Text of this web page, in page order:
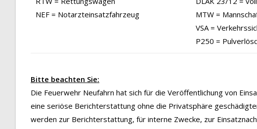
NEF = Notarzteinsatzfahrzeug
MTW =
VSA =
P250 =
Bitte beachten Sie:
Die Feuerwehr Neufahrn hat sich für die Veröffentlichung von
eine seriöse Berichterstattung ohne die Privatsphäre
werden zur Berichterstattung, für interne Zwecke, zur